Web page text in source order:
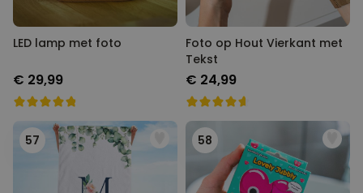
LED lamp met foto
€ 29,99
Foto op Hout Vierkant met
Tekst
€ 24,99
57 58